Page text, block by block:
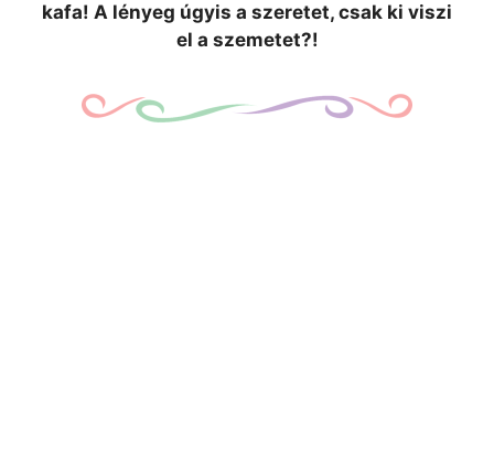
kafa! A lényeg úgyis a szeretet, csak ki viszi
el a szemetet?!